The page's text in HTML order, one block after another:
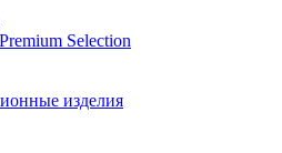
Selection
изделия